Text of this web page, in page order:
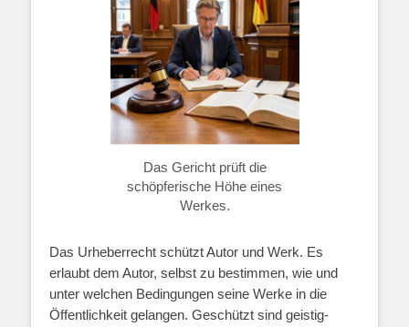
Das Gericht prüft die
schöpferische Höhe eines
Werkes.
Das Urheberrecht schützt Autor und Werk. Es
erlaubt dem Autor, selbst zu bestimmen, wie und
unter welchen Bedingungen seine Werke in die
Öffentlichkeit gelangen. Geschützt sind geistig-